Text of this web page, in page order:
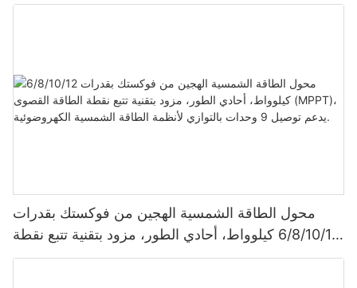
محول الطاقة الشمسية الهجين من فوكستك بقدرات
6/8/10/12 كيلوواط، أحادي الطور، مزود بتقنية تتبع نقطة
الطاقة القصوى (MPPT)، يدعم توصيل 9 وحدات بالتوازي